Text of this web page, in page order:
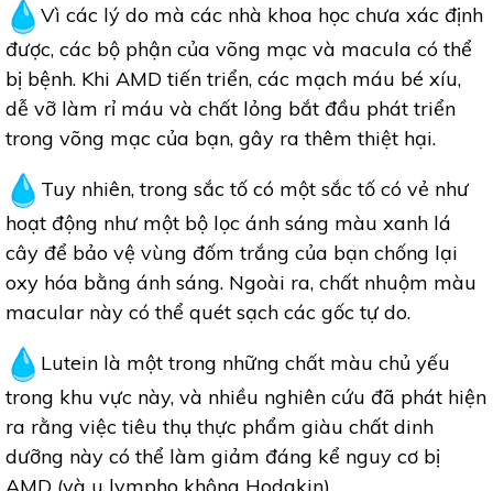
Vì các lý do mà các nhà khoa học chưa xác định
được, các bộ phận của võng mạc và macula có thể
bị bệnh. Khi AMD tiến triển, các mạch máu bé xíu,
dễ vỡ làm rỉ máu và chất lỏng bắt đầu phát triển
trong võng mạc của bạn, gây ra thêm thiệt hại.
Tuy nhiên, trong sắc tố có một sắc tố có vẻ như
hoạt động như một bộ lọc ánh sáng màu xanh lá
cây để bảo vệ vùng đốm trắng của bạn chống lại
oxy hóa bằng ánh sáng. Ngoài ra, chất nhuộm màu
macular này có thể quét sạch các gốc tự do.
Lutein là một trong những chất màu chủ yếu
trong khu vực này, và nhiều nghiên cứu đã phát hiện
ra rằng việc tiêu thụ thực phẩm giàu chất dinh
dưỡng này có thể làm giảm đáng kể nguy cơ bị